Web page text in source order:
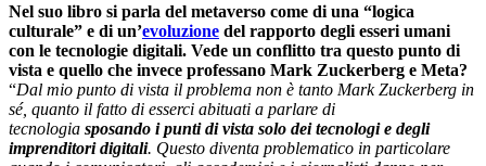
Nel suo libro si parla del metaverso come di una “logica
culturale” e di un’evoluzione del rapporto degli esseri umani
con le tecnologie digitali. Vede un conflitto tra questo punto di
vista e quello che invece professano Mark Zuckerberg e Meta?
“Dal mio punto di vista il problema non è tanto Mark Zuckerberg in
sé, quanto il fatto di esserci abituati a parlare di
tecnologia sposando i punti di vista solo dei tecnologi e degli
imprenditori digitali. Questo diventa problematico in particolare